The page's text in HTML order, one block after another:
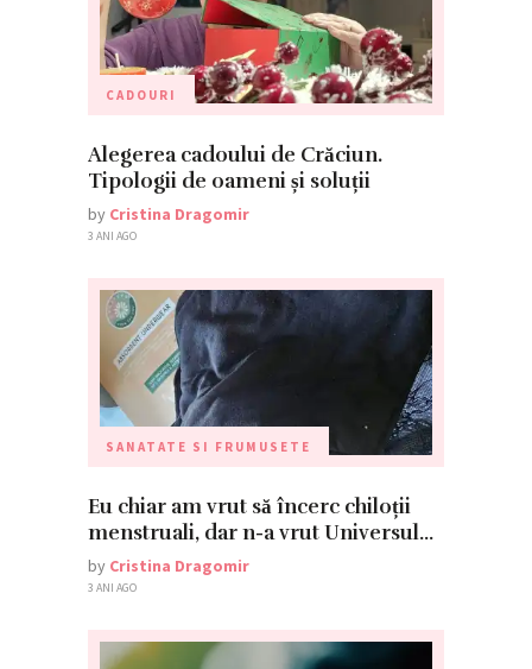
CADOURI
Alegerea cadoului de Crăciun.
Tipologii de oameni și soluții
by Cristina Dragomir
3 ANI AGO
SANATATE SI FRUMUSETE
Eu chiar am vrut să încerc chiloții
menstruali, dar n-a vrut Universul…
by Cristina Dragomir
3 ANI AGO